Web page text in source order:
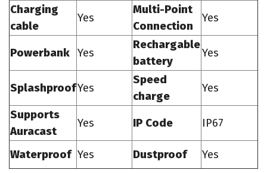
Charging
cable
Yes
Multi-Point
Connection
Yes
Powerbank Yes
Rechargable
battery
Yes
SplashproofYes
Speed
charge
Yes
Supports
Auracast
Yes IP Code IP67
Waterproof Yes Dustproof Yes